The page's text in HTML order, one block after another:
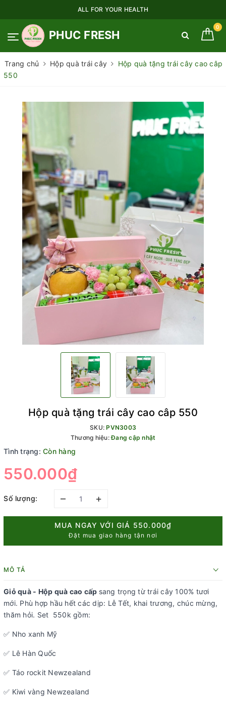
ALL FOR YOUR HEALTH
PHUC FRESH
0
Trang chủ Hộp quà trái cây
Hộp quà tặng trái cây cao câp
550
Hộp quà tặng trái cây cao câp 550
SKU:PVN3003
Thương hiệu:Đang cập nhật
Tình trạng: Còn hàng
550.000₫
Số lượng: – +
MUA NGAY VỚI GIÁ 550.000₫
Đặt mua giao hàng tận nơi
MÔ TẢ
Giỏ quà - Hộp quà cao cấp sang trọng từ trái cây 100% tươi
mới. Phù hợp hầu hết các dịp: Lễ Tết, khai trương, chúc mừng,
thăm hỏi. Set 550k gồm:
✅ Nho xanh Mỹ
✅ Lê Hàn Quốc
✅ Táo rockit Newzealand
✅ Kiwi vàng Newzealand